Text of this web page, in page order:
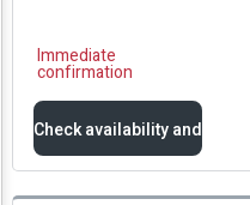
Immediate
confirmation
Check availability and
prices